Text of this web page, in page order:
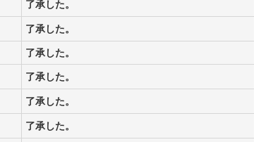
了承した。
了承した。
了承した。
了承した。
了承した。
了承した。